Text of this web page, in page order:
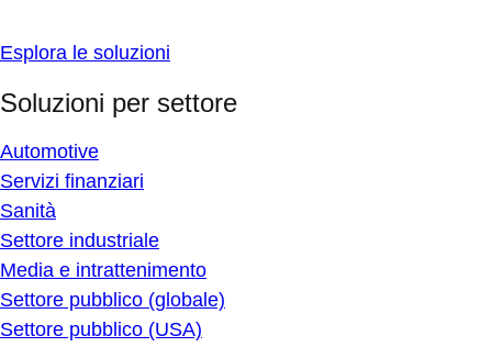
Esplora le soluzioni
Soluzioni per settore
Automotive
Servizi finanziari
Sanità
Settore industriale
Media e intrattenimento
Settore pubblico (globale)
Settore pubblico (USA)